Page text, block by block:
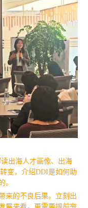
出海人才画像、出海
变，介绍DDI是如何助
。
来的不良后果。立刻出